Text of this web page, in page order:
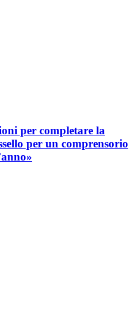
per completare la
per un comprensorio